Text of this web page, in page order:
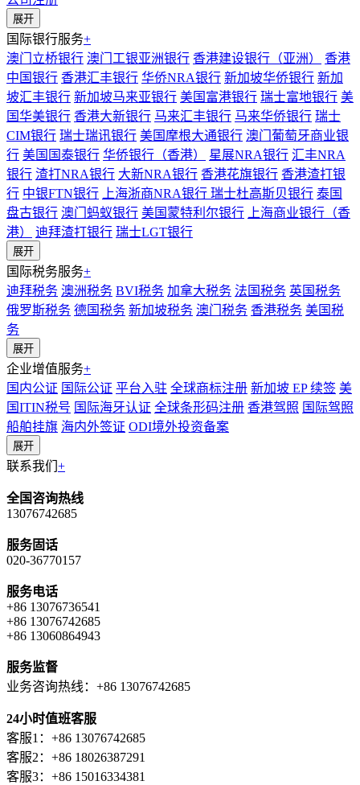
展开
国际银行服务+
澳门立桥银行 澳门工银亚洲银行 香港建设银行（亚洲）
香港
中国银行 香港汇丰银行 华侨NRA银行 新加坡华侨银行 新加
坡汇丰银行 新加坡马来亚银行 美国富港银行 瑞士富地银行 美
国华美银行 香港大新银行 马来汇丰银行 马来华侨银行 瑞士
CIM银行 瑞士瑞讯银行 美国摩根大通银行 澳门葡萄牙商业银
行 美国国泰银行 华侨银行（香港） 星展NRA银行 汇丰NRA
银行 渣打NRA银行 大新NRA银行 香港花旗银行 香港渣打银
行 中银FTN银行 上海浙商NRA银行 瑞士杜高斯贝银行 泰国
盘古银行 澳门蚂蚁银行 美国蒙特利尔银行
上海商业银行（香
港）
迪拜渣打银行 瑞士LGT银行
展开
国际税务服务+
迪拜税务 澳洲税务 BVI税务 加拿大税务 法国税务 英国税务
俄罗斯税务 德国税务 新加坡税务 澳门税务 香港税务 美国税
务
展开
企业增值服务+
国内公证 国际公证 平台入驻 全球商标注册 新加坡 EP 续签 美
国ITIN税号 国际海牙认证 全球条形码注册 香港驾照 国际驾照
船舶挂旗 海内外签证 ODI境外投资备案
展开
联系我们 +
全国咨询热线
13076742685
服务固话
020-36770157
服务电话
+86 13076736541
+86 13076742685
+86 13060864943
服务监督
业务咨询热线：+86 13076742685
24小时值班客服
客服1：+86 13076742685
客服2：+86 18026387291
客服3：+86 15016334381